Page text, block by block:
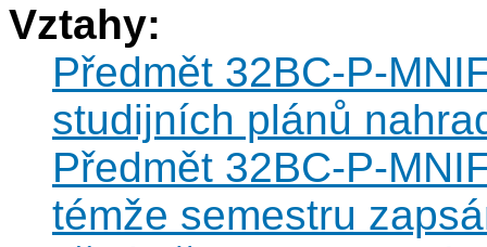
Vztahy:
Předmět 32BC-P-
studijních plánů
Předmět 32BC-P-
témže semestru